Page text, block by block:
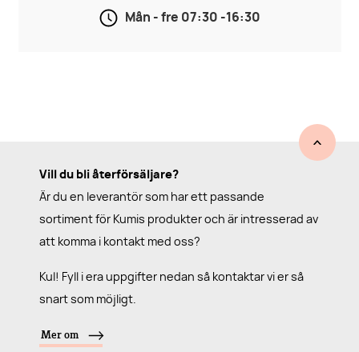
Mån - fre 07:30 -16:30
Vill du bli återförsäljare?
Är du en leverantör som har ett passande
sortiment för Kumis produkter och är intresserad av
att komma i kontakt med oss?
Kul! Fyll i era uppgifter nedan så kontaktar vi er så
snart som möjligt.
Mer om